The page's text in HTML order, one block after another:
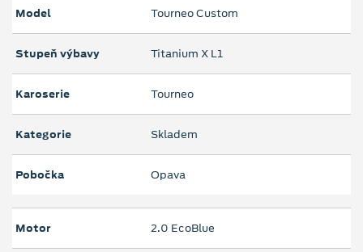
Model Tourneo Custom
Stupeň výbavy Titanium X L1
Karoserie Tourneo
Kategorie Skladem
Pobočka Opava
Motor 2.0 EcoBlue